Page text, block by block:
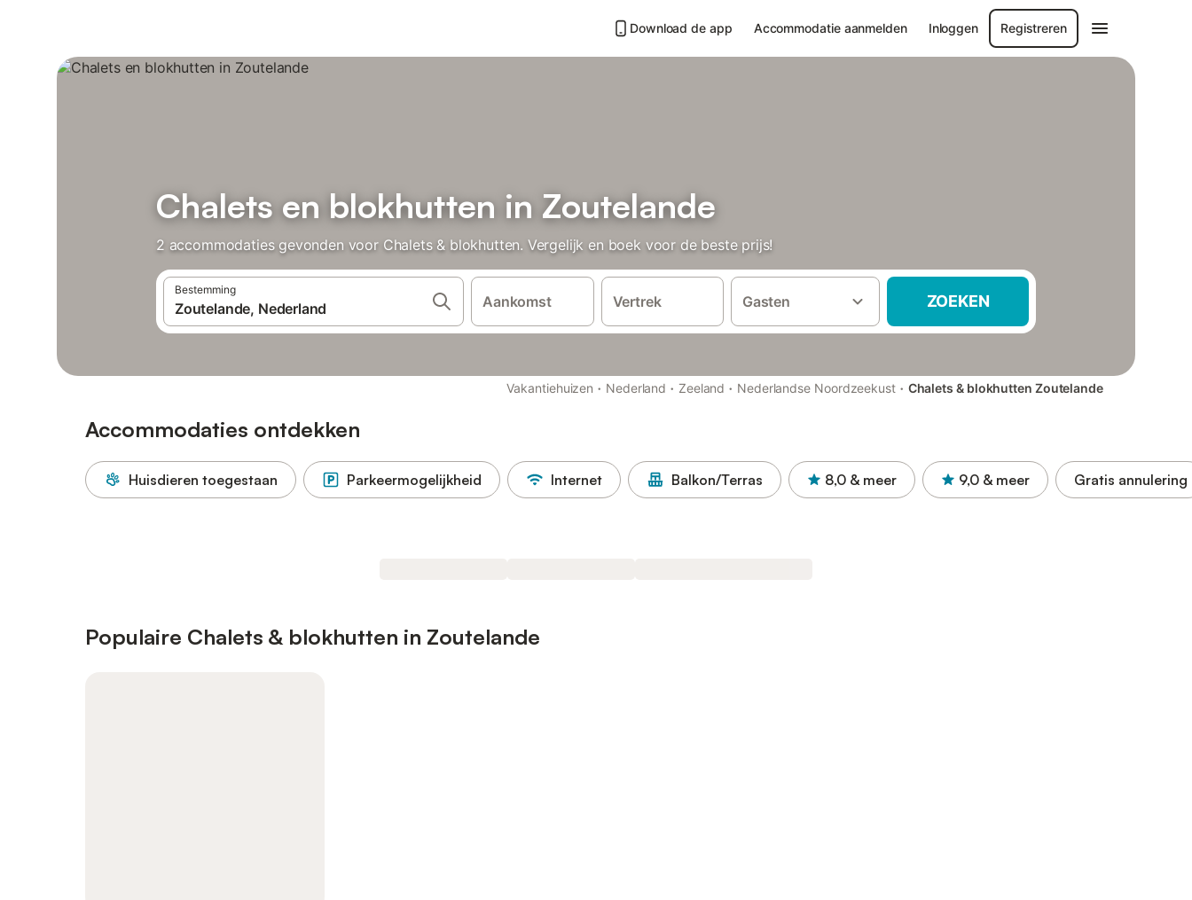
Download de app Accommodatie aanmelden Inloggen Registreren
Chalets en blokhutten in Zoutelande
2 accommodaties gevonden voor Chalets & blokhutten. Vergelijk en boek voor de beste prijs!
Bestemming
Aankomst Vertrek Gasten ZOEKEN
Vakantiehuizen · Nederland · Zeeland · Nederlandse Noordzeekust · Chalets & blokhutten Zoutelande
Accommodaties ontdekken
Huisdieren toegestaan Parkeermogelijkheid Internet Balkon/Terras 8,0 & meer 9,0 & meer Gratis annulering
Populaire Chalets & blokhutten in Zoutelande